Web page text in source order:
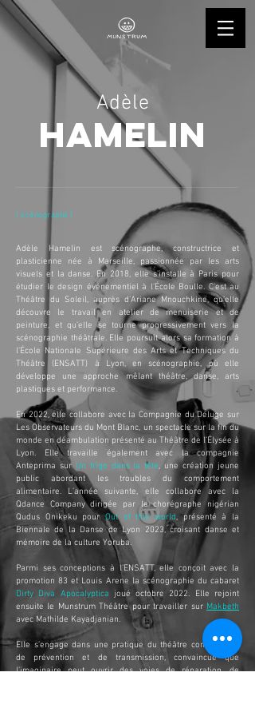
Adèle
HAMELIN
[ scénographe ]
Adèle Hamelin est scénographe, constructrice et
plasticienne née à Marseille, passionnée par les arts
visuels et la danse. En 2018, elle s’installe à Paris pour
étudier le design événementiel à l’École Boulle. C’est au
Théâtre du Soleil, auprès d’Ariane Mnouchkine, qu’elle
découvre le travail en atelier de menuiserie et de
peinture, et qu’elle se tourne progressivement vers la
scénographie théâtrale. Elle poursuit alors sa formation à
l’École Nationale Supérieure des Arts et Techniques du
Théâtre (ENSATT) à Lyon, en scénographie, où elle
développe une approche mêlant théâtre, danse, arts
plastiques et performance.
En 2022, elle collabore avec la Compagnie du Déluge sur
Les Observateurs du Mont Blanc, un spectacle sur la fin du
monde en déambulation présenté au Théâtre de l’Élysée à
Lyon. Elle travaille également avec la compagnie
Anteprima sur Un frigo dans la tête, une création jeune
public abordant les troubles du comportement
alimentaire. L’année suivante, elle collabore avec la
Qdance Company dirigée par le chorégraphe nigérian
Qudus Onikeku pourOut of this world, présenté à la
Biennale de la Danse de Lyon 2023, croisant danse et
mémoire de la culture Yoruba.
Parmi ses conceptions à l’ENSATT, elle conçoit avec la
promotion 83 et Louis Arene la scénographie du cabaret
Dirty Diva Apocalyptica joué octobre 2022. Elle rejoint
ensuite le Munstrum Théâtre pour travailler sur Makbeth
avec Mathilde Kayadjanian.
Elle s’engage dans une pratique du théâtre comme outil
de prévention et de transmission, convaincue que
l’imaginaire peut ouvrir des voies de réparation, de